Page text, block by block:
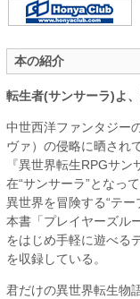
本の紹介
転生者(サンサーラ)よ
中世西洋ファンタジー
ヴァ）の侵略に晒され
『異世界転生RPGサ
在“サンサーラ”となっ
異世界を冒険する“テー
本書「プレイヤーズル
をはじめ手軽に遊べる
を収録している。
君だけの異世界転生物